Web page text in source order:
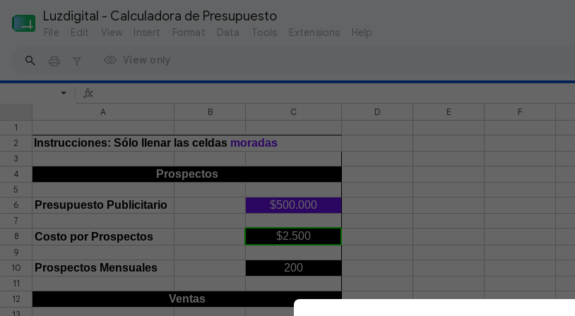
Luzdigital - Calculadora de Presupuesto
File Edit View Insert Format Data Tools Extensions Help
View only
A B C D E F
1
2
Instrucciones: Sólo llenar las celdas moradas
3
4
Prospectos
5
6
Presupuesto Publicitario $500.000
7
8
Costo por Prospectos $2.500
9
10
Prospectos Mensuales 200
11
12
Ventas